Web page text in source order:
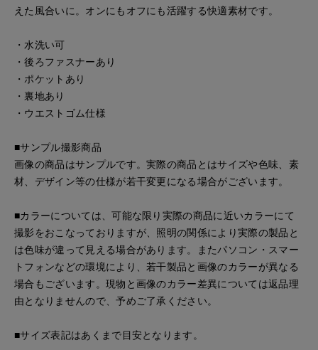
えた風合いに。オンにもオフにも活躍する快適素材です。
・水洗い可
・後ろファスナーあり
・ポケットあり
・裏地あり
・ウエストゴム仕様
■サンプル撮影商品
画像の商品はサンプルです。実際の商品とはサイズや色味、素
材、デザイン等の仕様が若干変更になる場合がございます。
■カラーについては、可能な限り実際の商品に近いカラーにて
撮影をおこなっておりますが、照明の関係により実際の製品と
は色味が違って見える場合があります。またパソコン・スマー
トフォンなどの環境により、若干製品と画像のカラーが異なる
場合もございます。現物と画像のカラー差異については返品理
由となりませんので、予めご了承ください。
■サイズ表記はあくまで目安となります。